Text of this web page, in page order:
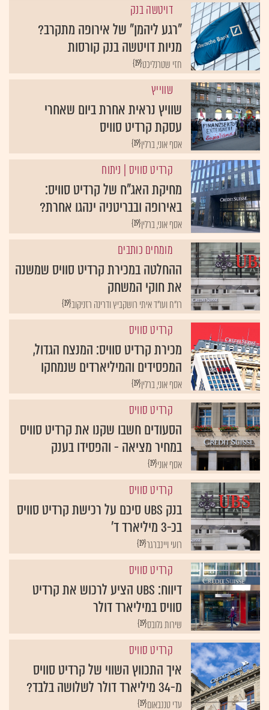
דויטשה בנק
"רגע ליהמן" של אירופה מתקרב?
מניות דויטשה בנק קורסות
{19}חזי שטרנליכט
שווייץ
שוויץ נראית אחרת ביום שאחרי
עסקת קרדיט סוויס
{19}אסף אוני, ברלין
קרדיט סוויס | ניתוח
מחיקת האג"ח של קרדיט סוויס:
באירופה ובבריטניה ינהגו אחרת?
{19}אסף אוני, ברלין
מומחים כותבים
ההחלטה במכירת קרדיט סוויס שמשנה
את חוקי המשחק
{19}רו"ח ועו"ד איתי רושקביץ ודרינה רזניקוב
קרדיט סוויס
מכירת קרדיט סוויס: המנצח הגדול,
המפסידים והמיליארדים שנמחקו
{19}אסף אוני, ברלין
קרדיט סוויס
הסעודים חשבו שקנו את קרדיט סוויס
במחיר מציאה - והפסידו בענק
{19}אסף אוני
קרדיט סוויס
בנק UBS סיכם על רכישת קרדיט סוויס
בכ-3 מיליארד ד'
{19}רועי ויינברגר
קרדיט סוויס
דיווח: UBS הציע לרכוש את קרדיט
סוויס במיליארד דולר
{19}שירות גלובס
קרדיט סוויס
איך התכווץ השווי של קרדיט סוויס
מ-34 מיליארד דולר לשלושה בלבד?
{19}עדי טננבאום